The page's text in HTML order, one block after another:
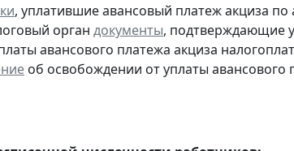
, уплатившие авансовый платеж акциза
орган документы, подтверждающие
авансового платежа акциза
об освобождении от уплаты авансового